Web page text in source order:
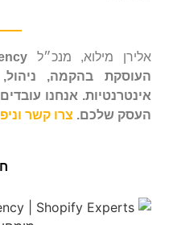
אלירן מילוא, מנכ״ל
העוסקת בהקמה, ניהול,
אינטרנטיות. אנחנו
העסק שלכם. צרו קשר